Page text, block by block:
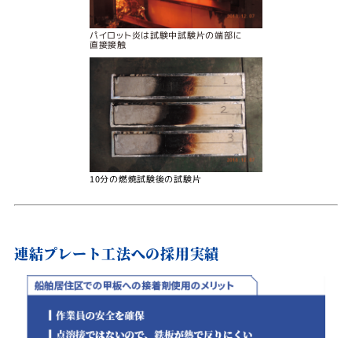
パイロット炎は試験中試験片の端部に
直接接触
10分の燃焼試験後の試験片
連結プレート工法への採用実績